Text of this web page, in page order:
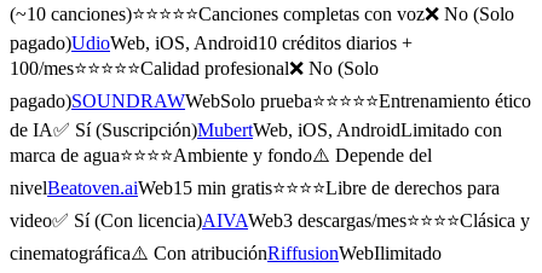
(~10 canciones)⭐⭐⭐⭐⭐Canciones completas con voz❌ No (Solo
pagado)UdioWeb, iOS, Android10 créditos diarios +
100/mes⭐⭐⭐⭐⭐Calidad profesional❌ No (Solo
pagado)SOUNDRAWWebSolo prueba⭐⭐⭐⭐⭐Entrenamiento ético
de IA✅ Sí (Suscripción)MubertWeb, iOS, AndroidLimitado con
marca de agua⭐⭐⭐⭐Ambiente y fondo⚠️ Depende del
nivelBeatoven.aiWeb15 min gratis⭐⭐⭐⭐Libre de derechos para
video✅ Sí (Con licencia)AIVAWeb3 descargas/mes⭐⭐⭐⭐Clásica y
cinematográfica⚠️ Con atribuciónRiffusionWebIlimitado